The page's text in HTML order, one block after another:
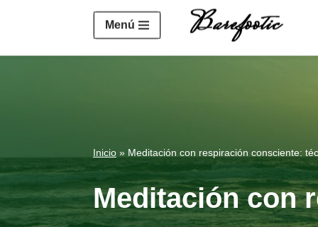
https://salesiq.zohopublic.eu/
Saltar
Menú
Inicio » Meditación con respiración consciente:
Meditación con